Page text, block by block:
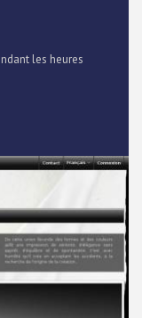
les heures